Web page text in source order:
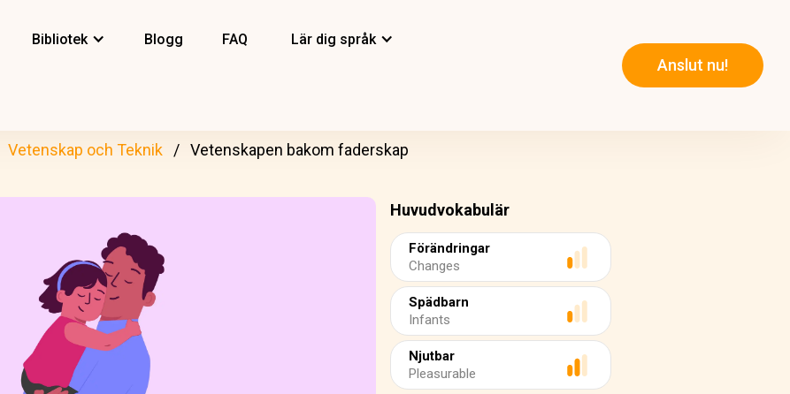
Bibliotek Blogg FAQ Lär dig språk
Anslut nu!
Vetenskap och Teknik Vetenskapen bakom faderskap
Huvudvokabulär
Förändringar
Changes
Spädbarn
Infants
Njutbar
Pleasurable